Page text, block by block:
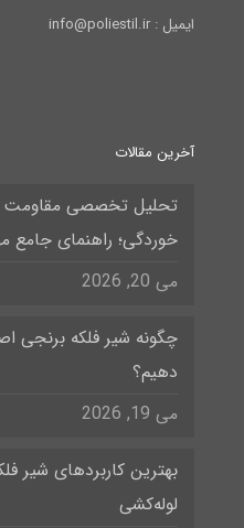
ایمیل : info@poliestil.ir
آخرین مقالات
تحلیل تخصصی مقاومت
خوردگی؛ راهنمای جامع
می 20, 2026
چگونه شیر فلکه برنجی
دهیم؟
می 19, 2026
بهترین کاربردهای شیر
لوله‌کشی